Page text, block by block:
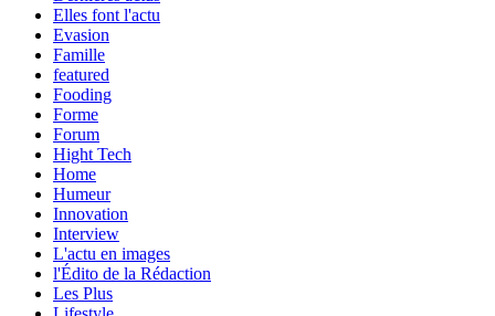
Elles font l'actu
Evasion
Famille
featured
Fooding
Forme
Forum
Hight Tech
Home
Humeur
Innovation
Interview
L'actu en images
l'Édito de la Rédaction
Les Plus